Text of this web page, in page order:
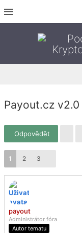
Payout.cz v2.0
Odpovědět
1 2 3
payout
Administrátor fóra
Autor tematu